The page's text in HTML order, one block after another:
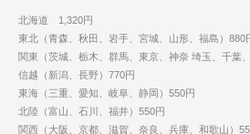
北海道 1,320円
東北（青森、秋田、岩手、宮城、山形、福島）880
関東（茨城、栃木、群馬、東京、神奈 埼玉、千葉
信越（新潟、長野）770円
東海（三重、愛知、岐阜、静岡）550円
北陸（富山、石川、福井）550円
関西（大阪、京都、滋賀、奈良、兵庫、和歌山）